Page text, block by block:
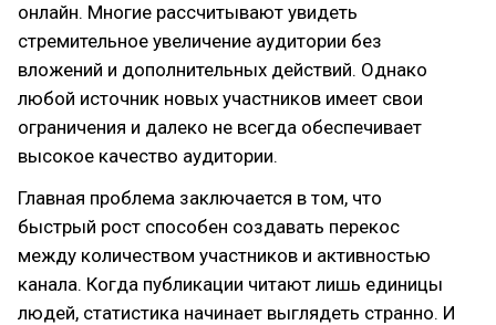
онлайн. Многие рассчитывают увидеть
стремительное увеличение аудитории без
вложений и дополнительных действий. Однако
любой источник новых участников имеет свои
ограничения и далеко не всегда обеспечивает
высокое качество аудитории.
Главная проблема заключается в том, что
быстрый рост способен создавать перекос
между количеством участников и активностью
канала. Когда публикации читают лишь единицы
людей, статистика начинает выглядеть странно. И